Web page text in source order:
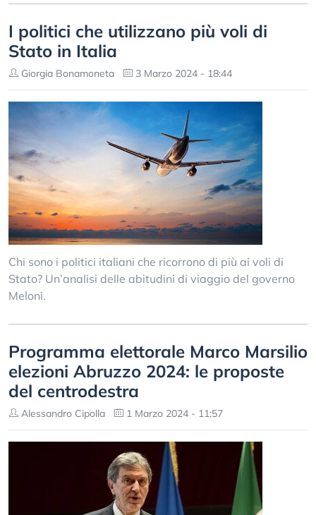
I politici che utilizzano più voli di
Stato in Italia
Giorgia Bonamoneta 3 Marzo 2024 - 18:44
Chi sono i politici italiani che ricorrono di più ai voli di
Stato? Un’analisi delle abitudini di viaggio del governo
Meloni.
Programma elettorale Marco Marsilio
elezioni Abruzzo 2024: le proposte
del centrodestra
Alessandro Cipolla 1 Marzo 2024 - 11:57